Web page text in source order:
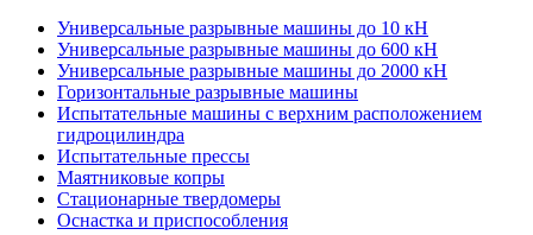
Универсальные разрывные машины до 10 кН
Универсальные разрывные машины до 600 кН
Универсальные разрывные машины до 2000 кН
Горизонтальные разрывные машины
Испытательные машины с верхним расположением
гидроцилиндра
Испытательные прессы
Маятниковые копры
Стационарные твердомеры
Оснастка и приспособления